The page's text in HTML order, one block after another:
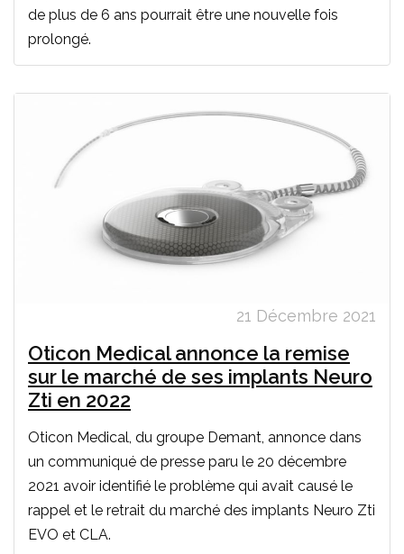
de plus de 6 ans pourrait être une nouvelle fois
prolongé.
21 Décembre 2021
Oticon Medical annonce la remise
sur le marché de ses implants Neuro
Zti en 2022
Oticon Medical, du groupe Demant, annonce dans
un communiqué de presse paru le 20 décembre
2021 avoir identifié le problème qui avait causé le
rappel et le retrait du marché des implants Neuro Zti
EVO et CLA.